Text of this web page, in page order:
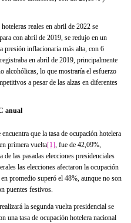
reales en abril de 2022 se
con abril de 2019, se redujo en un
presión inflacionaria más alta, con 6
en abril de 2019, principalmente
alcohólicas, lo que mostraría el esfuerzo
a pesar de las alzas en diferentes
anual
que la tasa de ocupación hotelera
primera vuelta[1], fue de 42,09%,
las pasadas elecciones presidenciales
las elecciones afectaron la ocupación
promedio superó el 48%, aunque no son
puentes festivos.
la segunda vuelta presidencial se
una tasa de ocupación hotelera nacional